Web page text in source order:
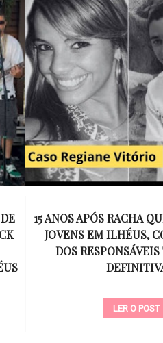
UM KIT DE
DE TRABALHO E
ESQUECIDA: POR QUE
VIROU DEBATE